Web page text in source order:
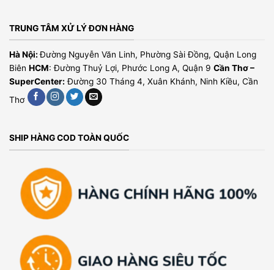
TRUNG TÂM XỬ LÝ ĐƠN HÀNG
Hà Nội:Đường Nguyễn Văn Linh, Phường Sài Đồng, Quận Long
Biên HCM: Đường Thuỷ Lợi, Phước Long A, Quận 9 Cần Thơ –
SuperCenter: Đường 30 Tháng 4, Xuân Khánh, Ninh Kiều, Cần
Thơ
SHIP HÀNG COD TOÀN QUỐC